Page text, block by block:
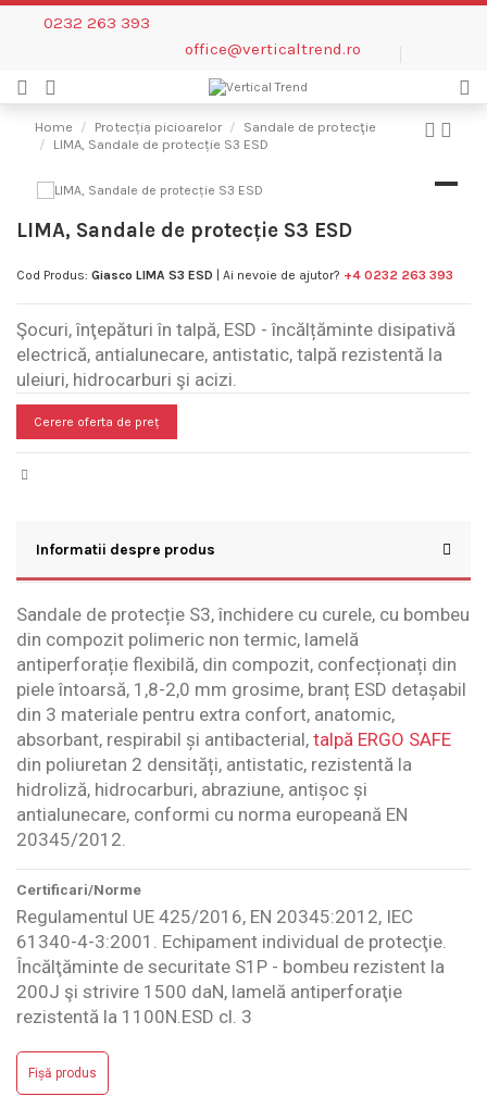
0232 263 393
office@verticaltrend.ro
Home Protecția picioarelor
Sandale de protecţie
LIMA, Sandale de protecție S3 ESD
LIMA, Sandale de protecție S3 ESD
Cod Produs: Giasco LIMA S3 ESD | Ai nevoie de ajutor? +4 0232 263 393
Şocuri, înţepături în talpă, ESD - încălțăminte disipativă
electrică, antialunecare, antistatic, talpă rezistentă la
uleiuri, hidrocarburi şi acizi.
Cerere oferta de preț
Informatii despre produs
Sandale de protecție S3, închidere cu curele, cu bombeu
din compozit polimeric non termic, lamelă
antiperforație flexibilă, din compozit, confecționați din
piele întoarsă, 1,8-2,0 mm grosime, branț ESD detașabil
din 3 materiale pentru extra confort, anatomic,
absorbant, respirabil și antibacterial, talpă ERGO SAFE
din poliuretan 2 densități, antistatic, rezistentă la
hidroliză, hidrocarburi, abraziune, antișoc și
antialunecare, conformi cu norma europeană EN
20345/2012.
Certificari/Norme
Regulamentul UE 425/2016, EN 20345:2012, IEC
61340-4-3:2001. Echipament individual de protecţie.
Încălţăminte de securitate S1P - bombeu rezistent la
200J şi strivire 1500 daN, lamelă antiperforaţie
rezistentă la 1100N.ESD cl. 3
Fișă produs